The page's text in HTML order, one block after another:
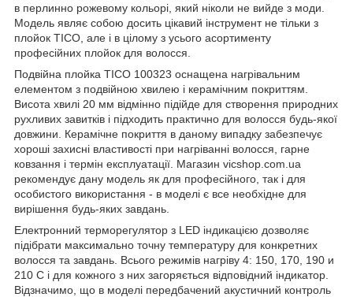
в перлинно рожевому кольорі, який ніколи не вийде з моди.
Модель являє собою досить цікавий інструмент не тільки з
плойок TICO, але і в цілому з усього асортименту
професійних плойок для волосся.
Подвійна плойка TICO 100323 оснащена нагрівальним
елементом з подвійною хвилею і керамічним покриттям.
Висота хвилі 20 мм відмінно підійде для створення природних
рухливих завитків і підходить практично для волосся будь-якої
довжини. Керамічне покриття в даному випадку забезпечує
хороші захисні властивості при нагріванні волосся, гарне
ковзання і термін експлуатації. Магазин vicshop.com.ua
рекомендує дану модель як для професійного, так і для
особистого використання - в моделі є все необхідне для
вирішення будь-яких завдань.
Електронний терморегулятор з LED індикацією дозволяє
підібрати максимально точну температуру для конкретних
волосся та завдань. Всього режимів нагріву 4: 150, 170, 190 и
210 C і для кожного з них загоряється відповідний індикатор.
Відзначимо, що в моделі передбачений акустичний контроль